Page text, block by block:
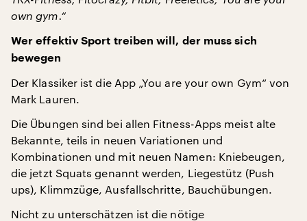
own gym.“
Wer effektiv Sport treiben will, der muss sich
bewegen
Der Klassiker ist die App „You are your own Gym“ von
Mark Lauren.
Die Übungen sind bei allen Fitness-Apps meist alte
Bekannte, teils in neuen Variationen und
Kombinationen und mit neuen Namen: Kniebeugen,
die jetzt Squats genannt werden, Liegestütz (Push
ups), Klimmzüge, Ausfallschritte, Bauchübungen.
Nicht zu unterschätzen ist die nötige